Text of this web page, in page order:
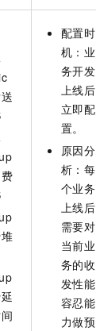
配置时
机：业
务开发
上线后
立即配
置。
原因分
析：每
个业务
上线后
需要对
当前业
务的收
发性能
容忍能
力做预